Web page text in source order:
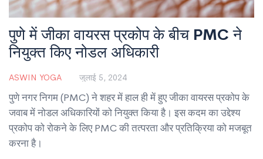
पुणे में जीका वायरस प्रकोप के बीच PMC ने
नियुक्त किए नोडल अधिकारी
ASWIN YOGA जुलाई 5, 2024
पुणे नगर निगम (PMC) ने शहर में हाल ही में हुए जीका वायरस प्रकोप के
जवाब में नोडल अधिकारियों को नियुक्त किया है। इस कदम का उद्देश्य
प्रकोप को रोकने के लिए PMC की तत्परता और प्रतिक्रिया को मजबूत
करना है।